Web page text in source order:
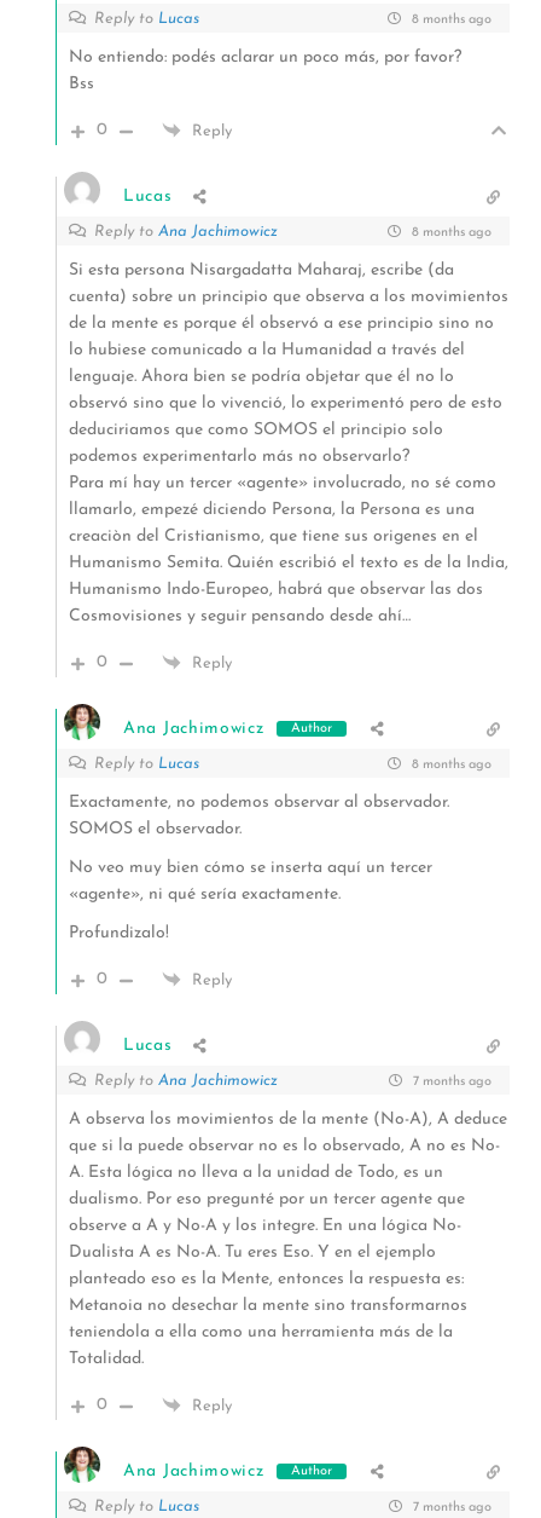
Reply to Lucas 8 months ago
No entiendo: podés aclarar un poco más, por favor?
Bss
0 Reply
Lucas
Reply to Ana Jachimowicz 8 months ago
Si esta persona Nisargadatta Maharaj, escribe (da
cuenta) sobre un principio que observa a los movimientos
de la mente es porque él observó a ese principio sino no
lo hubiese comunicado a la Humanidad a través del
lenguaje. Ahora bien se podría objetar que él no lo
observó sino que lo vivenció, lo experimentó pero de esto
deduciriamos que como SOMOS el principio solo
podemos experimentarlo más no observarlo?
Para mí hay un tercer «agente» involucrado, no sé como
llamarlo, empezé diciendo Persona, la Persona es una
creaciòn del Cristianismo, que tiene sus origenes en el
Humanismo Semita. Quién escribió el texto es de la India,
Humanismo Indo-Europeo, habrá que observar las dos
Cosmovisiones y seguir pensando desde ahí…
0 Reply
Ana Jachimowicz Author
Reply to Lucas 8 months ago
Exactamente, no podemos observar al observador.
SOMOS el observador.
No veo muy bien cómo se inserta aquí un tercer
«agente», ni qué sería exactamente.
Profundizalo!
0 Reply
Lucas
Reply to Ana Jachimowicz 7 months ago
A observa los movimientos de la mente (No-A), A deduce
que si la puede observar no es lo observado, A no es No-
A. Esta lógica no lleva a la unidad de Todo, es un
dualismo. Por eso pregunté por un tercer agente que
observe a A y No-A y los integre. En una lógica No-
Dualista A es No-A. Tu eres Eso. Y en el ejemplo
planteado eso es la Mente, entonces la respuesta es:
Metanoia no desechar la mente sino transformarnos
teniendola a ella como una herramienta más de la
Totalidad.
0 Reply
Ana Jachimowicz Author
Reply to Lucas 7 months ago